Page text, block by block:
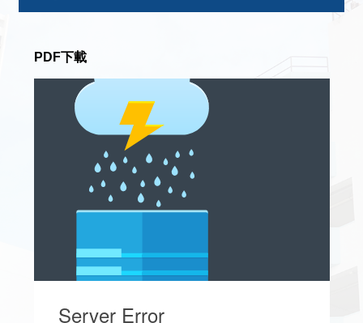
PDF下載